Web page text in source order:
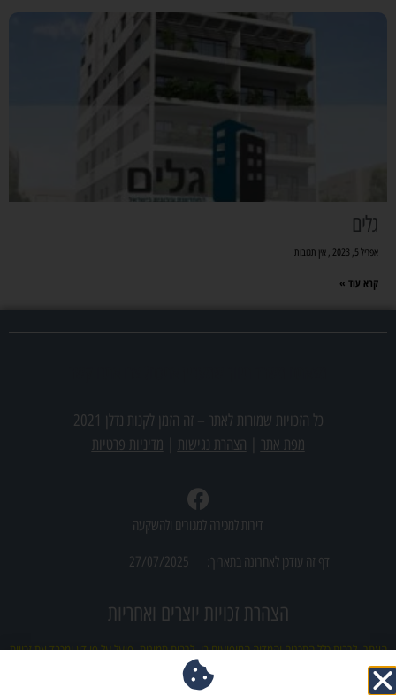
גלים
אפריל 5, 2023 אין תגובות
קרא עוד »
כל הזכויות שמורות לאתר –זה הזמן לקנות נדלן 2021
מפת אתר
הצהרת נגישות מדיניות פרטיות
דירות למכירה למגורים ולהשקעה
דף זה עודכן לאחרונה בתאריך: 27/07/2025
הצהרת זכויות יוצרים ואחריות
האתר, לרבות כלל התכנים והמדיה המופיעים בו, לרבות תמונות, פועל על פי דין ומכבד את זכויות
הקניין הרוחני של צדדים שלישיים. מובהר כי ייתכן ובטעות עלה לאתר תוכן (לרבות תמונות)